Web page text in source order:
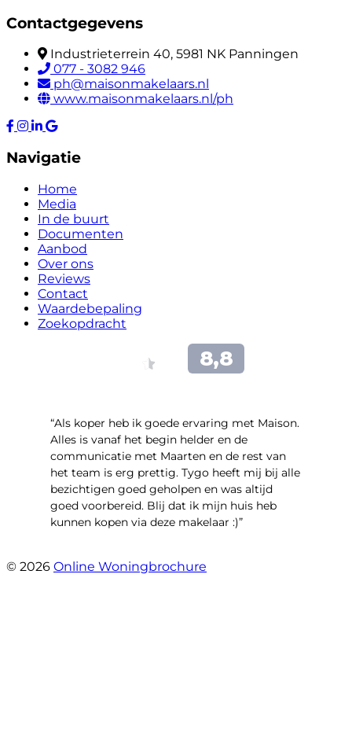
Contactgegevens
Industrieterrein 40, 5981 NK Panningen
077 - 3082 946
ph@maisonmakelaars.nl
www.maisonmakelaars.nl/ph
Navigatie
Home
Media
In de buurt
Documenten
Aanbod
Over ons
Reviews
Contact
Waardebepaling
Zoekopdracht
“Als koper heb ik goede ervaring met Maison.
Alles is vanaf het begin helder en de
communicatie met Maarten en de rest van
het team is erg prettig. Tygo heeft mij bij alle
bezichtigen goed geholpen en was altijd
goed voorbereid. Blij dat ik mijn huis heb
kunnen kopen via deze makelaar :)”
© 2026 Online Woningbrochure